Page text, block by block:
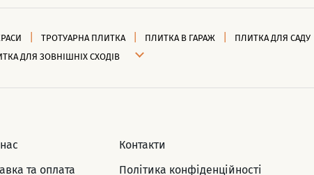
ТРОТУАРНА ПЛИТКА ПЛИТКА В ГАРАЖ ПЛИТКА ДЛЯ САДУ
ДЛЯ ЗОВНІШНІХ СХОДІВ
Контакти
та оплата Політика конфіденційності